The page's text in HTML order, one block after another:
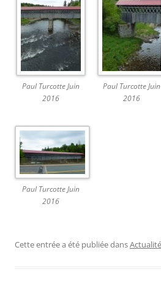
Paul Turcotte Juin
2016
Paul Turcotte Juin
2016
Paul Turcotte Juin
2016
Cette entrée a été publiée dans